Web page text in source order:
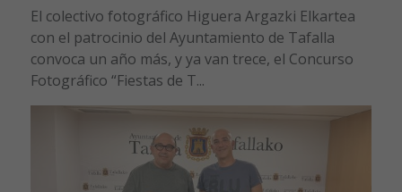
El colectivo fotográfico Higuera Argazki Elkartea
con el patrocinio del Ayuntamiento de Tafalla
convoca un año más, y ya van trece, el Concurso
Fotográfico “Fiestas de T...